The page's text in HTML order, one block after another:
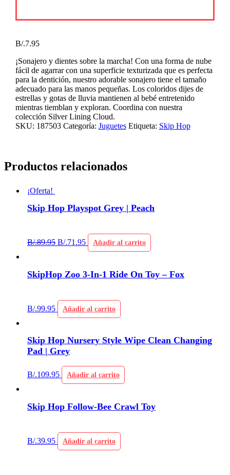
B/.7.95
¡Sonajero y dientes sobre la marcha! Con una forma de nube
fácil de agarrar con una superficie texturizada que es perfecta
para la dentición, nuestro adorable sonajero tiene el tamaño
adecuado para las manos pequeñas. Los coloridos dijes de
estrellas y gotas de lluvia mantienen al bebé entretenido
mientras tiemblan y exploran. Coordina con nuestra
colección Silver Lining Cloud.
SKU: 187503 Categoría: Juguetes Etiqueta: Skip Hop
Productos relacionados
¡Oferta!
Skip Hop Playspot Grey | Peach
B/.89.95 B/.71.95 Añadir al carrito
SkipHop Zoo 3-In-1 Ride On Toy – Fox
B/.99.95 Añadir al carrito
Skip Hop Nursery Style Wipe Clean Changing
Pad | Grey
B/.109.95 Añadir al carrito
Skip Hop Follow-Bee Crawl Toy
B/.39.95 Añadir al carrito